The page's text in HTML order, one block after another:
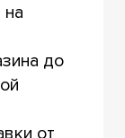
до
от